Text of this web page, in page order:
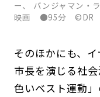
ー、 バンジャマン
映画 ●95分 ©DR
そのほかにも、
市長を演じる社
色いベスト運動